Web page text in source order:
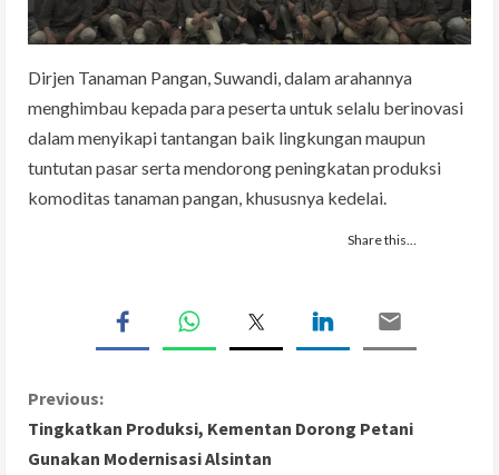
Dirjen Tanaman Pangan, Suwandi, dalam arahannya
menghimbau kepada para peserta untuk selalu berinovasi
dalam menyikapi tantangan baik lingkungan maupun
tuntutan pasar serta mendorong peningkatan produksi
komoditas tanaman pangan, khususnya kedelai.
Share this…
C
o
Previous:
Tingkatkan Produksi, Kementan Dorong Petani
Gunakan Modernisasi Alsintan